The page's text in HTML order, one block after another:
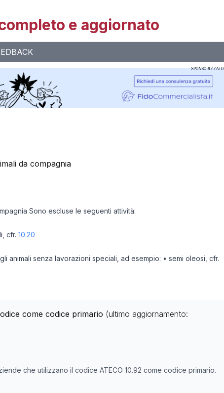
e aggiornato
SPONSORIZZATO
da compagnia
Sono escluse le seguenti attività:
cfr. 10.20
animali senza lavorazioni speciali, ad esempio: • semi oleosi, cfr.
come codice primario (ultimo aggiornamento:
che utilizzano il codice ATECO 10.92 come codice primario.
aziende